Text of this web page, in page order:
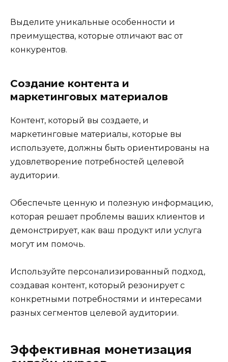
Выделите уникальные особенности и
преимущества, которые отличают вас от
конкурентов.
Создание контента и
маркетинговых материалов
Контент, который вы создаете, и
маркетинговые материалы, которые вы
используете, должны быть ориентированы на
удовлетворение потребностей целевой
аудитории.
Обеспечьте ценную и полезную информацию,
которая решает проблемы ваших клиентов и
демонстрирует, как ваш продукт или услуга
могут им помочь.
Используйте персонализированный подход,
создавая контент, который резонирует с
конкретными потребностями и интересами
разных сегментов целевой аудитории.
Эффективная монетизация